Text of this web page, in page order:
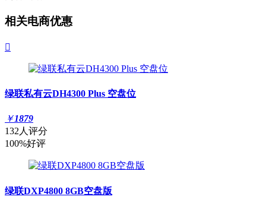
相关电商优惠

绿联私有云DH4300 Plus 空盘位
￥1879
132人评分
100%好评
绿联DXP4800 8GB空盘版